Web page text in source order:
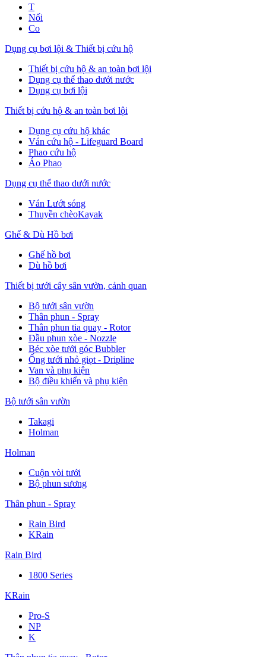
T
Nối
Co
Dụng cụ bơi lội & Thiết bị cứu hộ
Thiết bị cứu hộ & an toàn bơi lội
Dụng cụ thể thao dưới nước
Dụng cụ bơi lội
Thiết bị cứu hộ & an toàn bơi lội
Dụng cụ cứu hộ khác
Ván cứu hộ - Lifeguard Board
Phao cứu hộ
Áo Phao
Dụng cụ thể thao dưới nước
Ván Lướt sóng
Thuyền chèoKayak
Ghế & Dù Hồ bơi
Ghế hồ bơi
Dù hồ bơi
Thiết bị tưới cây sân vườn, cảnh quan
Bộ tưới sân vườn
Thân phun - Spray
Thân phun tia quay - Rotor
Đầu phun xòe - Nozzle
Béc xòe tưới góc Bubbler
Ống tưới nhỏ giọt - Dripline
Van và phụ kiện
Bộ điều khiển và phụ kiện
Bộ tưới sân vườn
Takagi
Holman
Holman
Cuộn vòi tưới
Bộ phun sương
Thân phun - Spray
Rain Bird
KRain
Rain Bird
1800 Series
KRain
Pro-S
NP
K